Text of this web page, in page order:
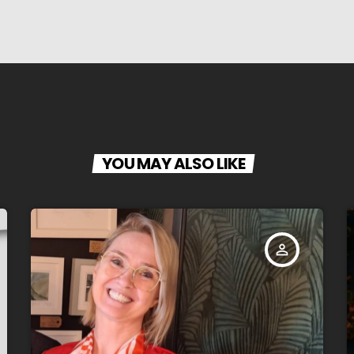
YOU MAY ALSO LIKE
person_outline